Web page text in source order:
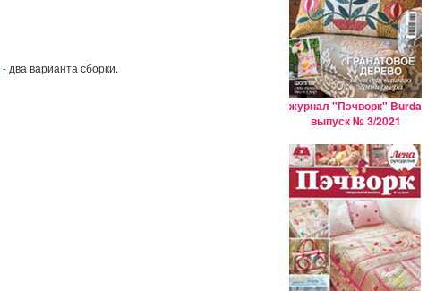
- два варианта сборки.
журнал "Пэчворк" Burda
выпуск № 3/2021